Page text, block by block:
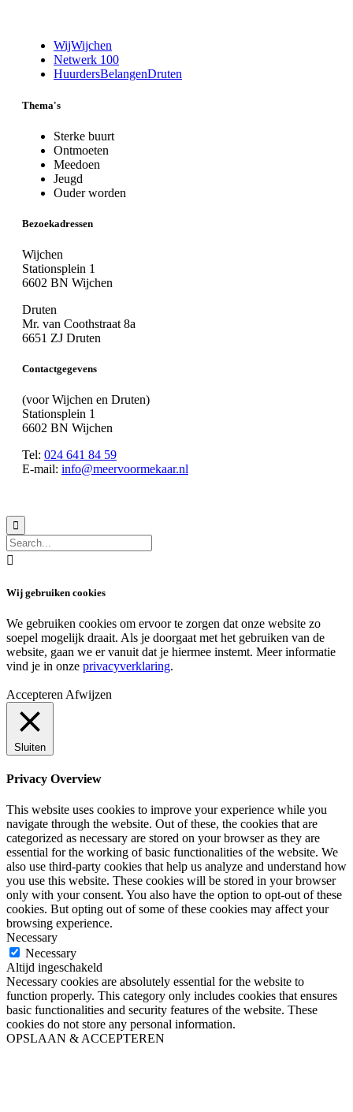
WijWijchen
Netwerk 100
HuurdersBelangenDruten
Thema's
Sterke buurt
Ontmoeten
Meedoen
Jeugd
Ouder worden
Bezoekadressen
Wijchen
Stationsplein 1
6602 BN Wijchen
Druten
Mr. van Coothstraat 8a
6651 ZJ Druten
Contactgegevens
(voor Wijchen en Druten)
Stationsplein 1
6602 BN Wijchen
Tel: 024 641 84 59
E-mail: info@meervoormekaar.nl


Wij gebruiken cookies
We gebruiken cookies om ervoor te zorgen dat onze website zo
soepel mogelijk draait. Als je doorgaat met het gebruiken van de
website, gaan we er vanuit dat je hiermee instemt. Meer informatie
vind je in onze privacyverklaring.
Accepteren Afwijzen
Sluiten
Privacy Overview
This website uses cookies to improve your experience while you
navigate through the website. Out of these, the cookies that are
categorized as necessary are stored on your browser as they are
essential for the working of basic functionalities of the website. We
also use third-party cookies that help us analyze and understand how
you use this website. These cookies will be stored in your browser
only with your consent. You also have the option to opt-out of these
cookies. But opting out of some of these cookies may affect your
browsing experience.
Necessary
Necessary
Altijd ingeschakeld
Necessary cookies are absolutely essential for the website to
function properly. This category only includes cookies that ensures
basic functionalities and security features of the website. These
cookies do not store any personal information.
OPSLAAN & ACCEPTEREN